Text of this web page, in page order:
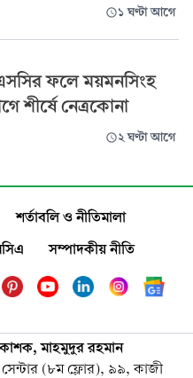
১ ঘণ্টা আগে
ফলে ময়মনসিংহ
শীর্ষে নেত্রকোনা
২ ঘণ্টা আগে
শর্তাবলি ও নীতিমালা
সম্পাদকীয় নীতি
মাহমুদুর রহমান
সেন্টার (৮ম ফ্লোর), ৯৯, কাজী